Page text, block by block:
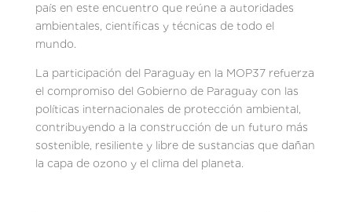
país en este encuentro que reúne a autoridades
ambientales, científicas y técnicas de todo el
mundo.
La participación del Paraguay en la MOP37 refuerza
el compromiso del Gobierno de Paraguay con las
políticas internacionales de protección ambiental,
contribuyendo a la construcción de un futuro más
sostenible, resiliente y libre de sustancias que dañan
la capa de ozono y el clima del planeta.